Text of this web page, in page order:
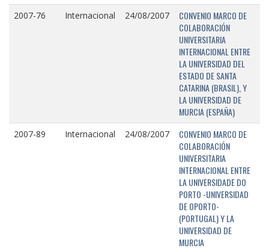
2007-76 Internacional 24/08/2007
CONVENIO MARCO DE
COLABORACIÓN
UNIVERSITARIA
INTERNACIONAL ENTRE
LA UNIVERSIDAD DEL
ESTADO DE SANTA
CATARINA (BRASIL), Y
LA UNIVERSIDAD DE
MURCIA (ESPAÑA)
2007-89 Internacional 24/08/2007
CONVENIO MARCO DE
COLABORACIÓN
UNIVERSITARIA
INTERNACIONAL ENTRE
LA UNIVERSIDADE DO
PORTO -UNIVERSIDAD
DE OPORTO-
(PORTUGAL) Y LA
UNIVERSIDAD DE
MURCIA